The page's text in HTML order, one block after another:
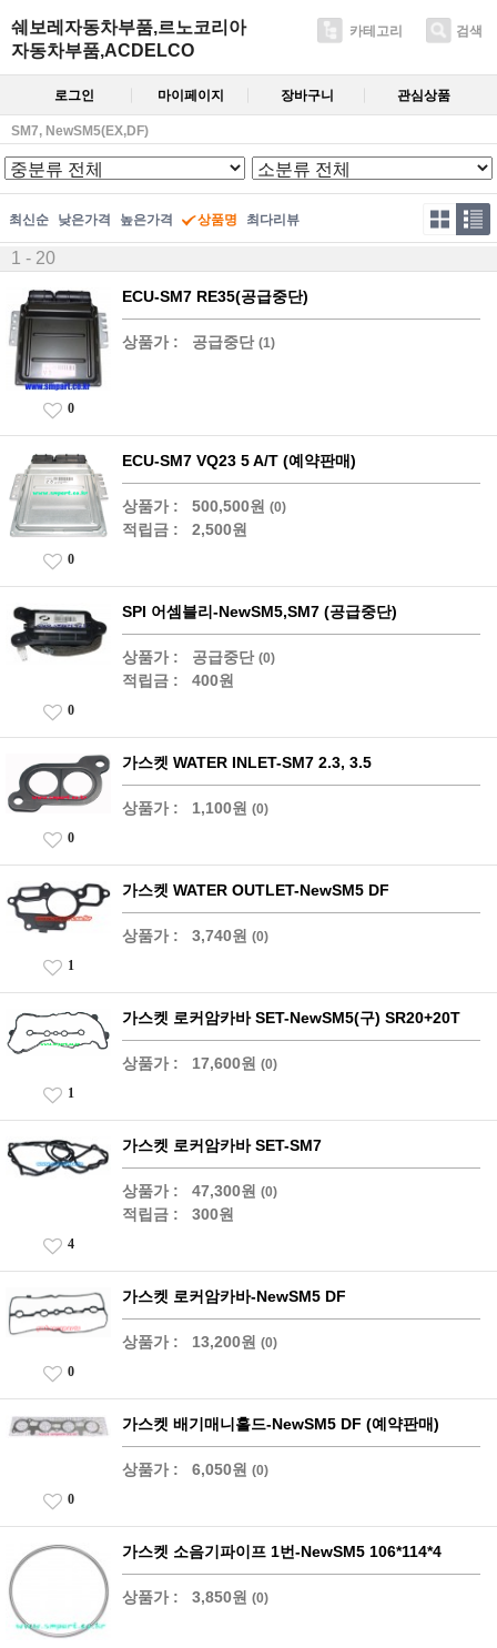
쉐보레자동차부품,르노코리아
자동차부품,ACDELCO
카테고리 검색
로그인 마이페이지 장바구니 관심상품
SM7, NewSM5(EX,DF)
최신순 낮은가격 높은가격 상품명 최다리뷰
1 - 20
ECU-SM7 RE35(공급중단)
상품가 : 공급중단 (1)
0
ECU-SM7 VQ23 5 A/T (예약판매)
상품가 : 500,500원 (0)
적립금 : 2,500원
0
SPI 어셈블리-NewSM5,SM7 (공급중단)
상품가 : 공급중단 (0)
적립금 : 400원
0
가스켓 WATER INLET-SM7 2.3, 3.5
상품가 : 1,100원 (0)
0
가스켓 WATER OUTLET-NewSM5 DF
상품가 : 3,740원 (0)
1
가스켓 로커암카바 SET-NewSM5(구) SR20+20T
상품가 : 17,600원 (0)
1
가스켓 로커암카바 SET-SM7
상품가 : 47,300원 (0)
적립금 : 300원
4
가스켓 로커암카바-NewSM5 DF
상품가 : 13,200원 (0)
0
가스켓 배기매니홀드-NewSM5 DF (예약판매)
상품가 : 6,050원 (0)
0
가스켓 소음기파이프 1번-NewSM5 106*114*4
상품가 : 3,850원 (0)